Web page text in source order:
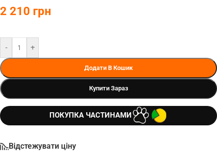
2 210 грн
- +
Додати В Кошик
Купити Зараз
ПОКУПКА ЧАСТИНАМИ
Відстежувати ціну